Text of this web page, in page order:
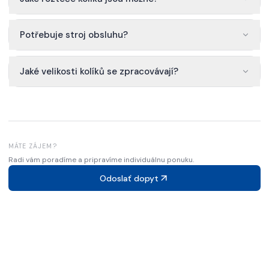
Potřebuje stroj obsluhu?
Jaké velikosti kolíků se zpracovávají?
MÁTE ZÁJEM?
Radi vám poradíme a pripravíme individuálnu ponuku.
Odoslať dopyt